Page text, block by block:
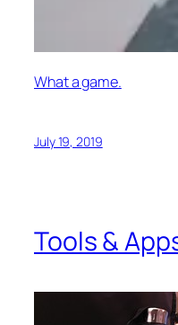
What a game.
July 19, 2019
Tools &